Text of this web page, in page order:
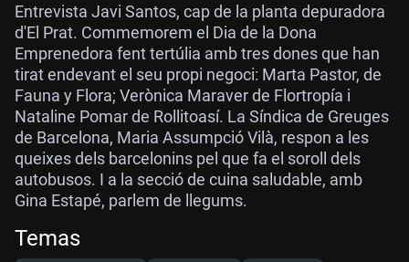
Entrevista Javi Santos, cap de la planta depuradora
d'El Prat. Commemorem el Dia de la Dona
Emprenedora fent tertúlia amb tres dones que han
tirat endevant el seu propi negoci: Marta Pastor, de
Fauna y Flora; Verònica Maraver de Flortropía i
Nataline Pomar de Rollitoasí. La Síndica de Greuges
de Barcelona, Maria Assumpció Vilà, respon a les
queixes dels barcelonins pel que fa el soroll dels
autobusos. I a la secció de cuina saludable, amb
Gina Estapé, parlem de llegums.
Temas